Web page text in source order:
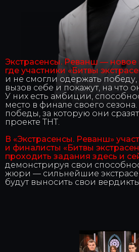
Экстрасенсы. Реванш — новое
где участники «Битвы
и не смогли одержать
вызов себе и покажут, на что
У них есть амбиции,
место в финале своего сезона.
победы, за которую они
проекте ТНТ.
В «Экстрасенсы. Реванш»
и финалисты «Битвы
проходить задания здесь и
демонстрируя свои
жюри — сильнейшие
будут выносить свои